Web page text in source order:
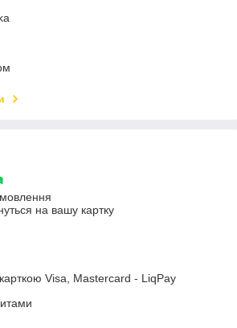
на вашу картку
Visa, Mastercard - LiqPay